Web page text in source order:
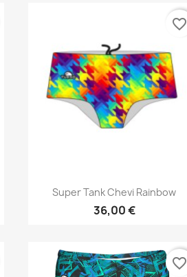
Aperçu rapide
Super Tank Chevi Rainbow
36,00 €
favorite_border
favorite_border